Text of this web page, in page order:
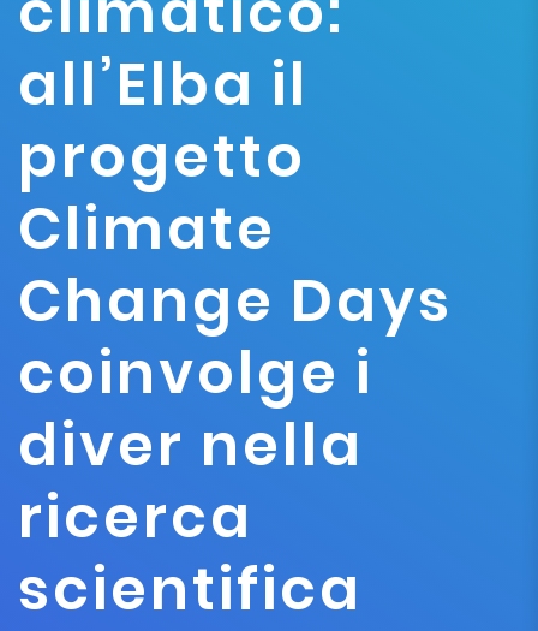
all’Elba il
progetto
Climate
Change Days
coinvolge i
diver nella
ricerca
scientifica